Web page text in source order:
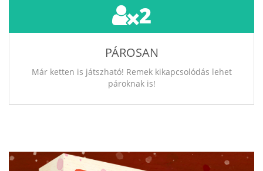
2
PÁROSAN
Már ketten is játszható! Remek kikapcsolódás lehet
pároknak is!